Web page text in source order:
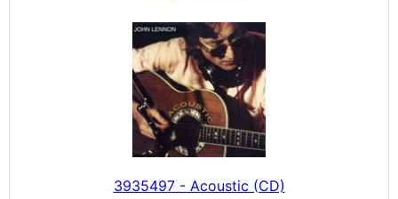
3935497 - Acoustic (CD)